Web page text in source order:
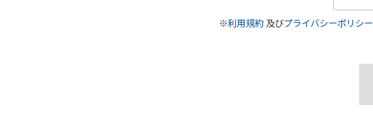
※利用規約 及びプライバシーポリシー